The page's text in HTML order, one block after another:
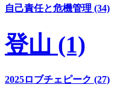
自己責任と危機管理 (34)
登山 (1)
2025ロブチェピーク (27)